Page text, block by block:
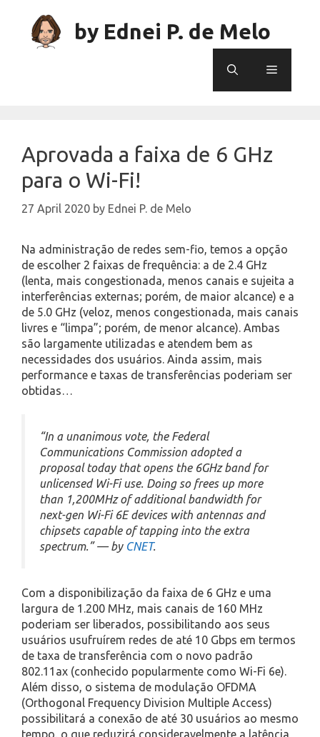
content
by Ednei P. de Melo
Menu
Aprovada a faixa de 6 GHz
para o Wi-Fi!
27 April 2020 by Ednei P. de Melo
Na administração de redes sem-fio, temos a opção
de escolher 2 faixas de frequência: a de 2.4 GHz
(lenta, mais congestionada, menos canais e sujeita a
interferências externas; porém, de maior alcance) e a
de 5.0 GHz (veloz, menos congestionada, mais canais
livres e “limpa”; porém, de menor alcance). Ambas
são largamente utilizadas e atendem bem as
necessidades dos usuários. Ainda assim, mais
performance e taxas de transferências poderiam ser
obtidas…
“In a unanimous vote, the Federal
Communications Commission adopted a
proposal today that opens the 6GHz band for
unlicensed Wi-Fi use. Doing so frees up more
than 1,200MHz of additional bandwidth for
next-gen Wi-Fi 6E devices with antennas and
chipsets capable of tapping into the extra
spectrum.” — by CNET.
Com a disponibilização da faixa de 6 GHz e uma
largura de 1.200 MHz, mais canais de 160 MHz
poderiam ser liberados, possibilitando aos seus
usuários usufruírem redes de até 10 Gbps em termos
de taxa de transferência com o novo padrão
802.11ax (conhecido popularmente como Wi-Fi 6e).
Além disso, o sistema de modulação OFDMA
(Orthogonal Frequency Division Multiple Access)
possibilitará a conexão de até 30 usuários ao mesmo
tempo, o que reduzirá consideravelmente a latência